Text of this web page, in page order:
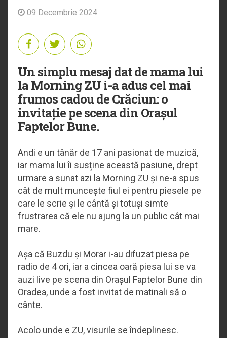
09 Decembrie 2024
Un simplu mesaj dat de mama lui
la Morning ZU i-a adus cel mai
frumos cadou de Crăciun: o
invitație pe scena din Orașul
Faptelor Bune.
Andi e un tânăr de 17 ani pasionat de muzică,
iar mama lui îi susține această pasiune, drept
urmare a sunat azi la Morning ZU și ne-a spus
cât de mult muncește fiul ei pentru piesele pe
care le scrie și le cântă și totuși simte
frustrarea că ele nu ajung la un public cât mai
mare.
Așa că Buzdu și Morar i-au difuzat piesa pe
radio de 4 ori, iar a cincea oară piesa lui se va
auzi live pe scena din Orașul Faptelor Bune din
Oradea, unde a fost invitat de matinali să o
cânte.
Acolo unde e ZU, visurile se îndeplinesc.